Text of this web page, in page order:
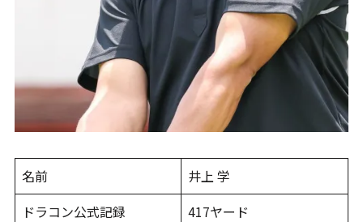
名前
井上 学
ドラコン公式記録
417ヤード